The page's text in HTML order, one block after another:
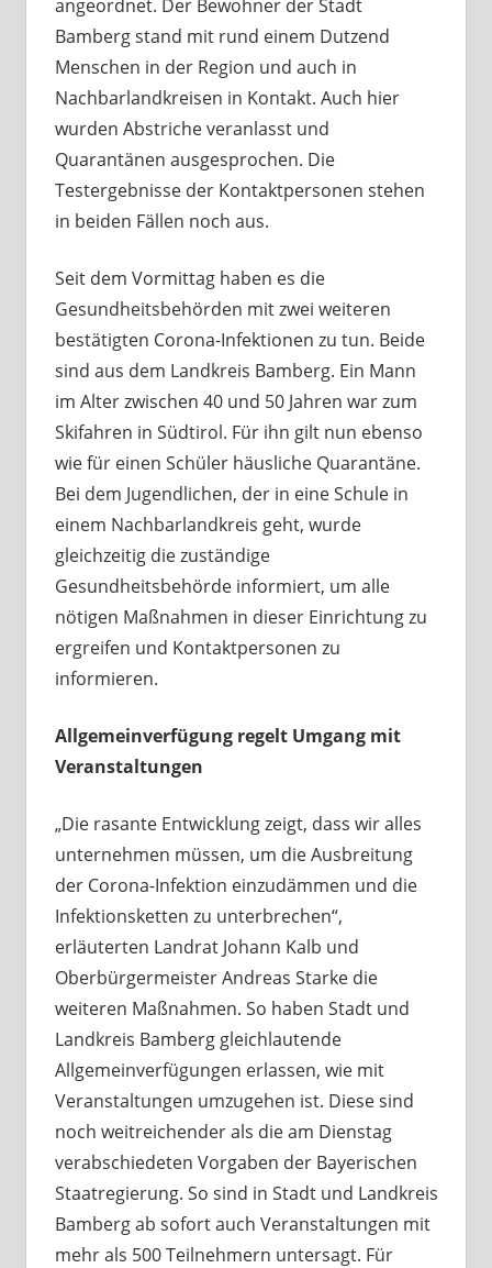
angeordnet. Der Bewohner der Stadt
Bamberg stand mit rund einem Dutzend
Menschen in der Region und auch in
Nachbarlandkreisen in Kontakt. Auch hier
wurden Abstriche veranlasst und
Quarantänen ausgesprochen. Die
Testergebnisse der Kontaktpersonen stehen
in beiden Fällen noch aus.
Seit dem Vormittag haben es die
Gesundheitsbehörden mit zwei weiteren
bestätigten Corona-Infektionen zu tun. Beide
sind aus dem Landkreis Bamberg. Ein Mann
im Alter zwischen 40 und 50 Jahren war zum
Skifahren in Südtirol. Für ihn gilt nun ebenso
wie für einen Schüler häusliche Quarantäne.
Bei dem Jugendlichen, der in eine Schule in
einem Nachbarlandkreis geht, wurde
gleichzeitig die zuständige
Gesundheitsbehörde informiert, um alle
nötigen Maßnahmen in dieser Einrichtung zu
ergreifen und Kontaktpersonen zu
informieren.
Allgemeinverfügung regelt Umgang mit
Veranstaltungen
„Die rasante Entwicklung zeigt, dass wir alles
unternehmen müssen, um die Ausbreitung
der Corona-Infektion einzudämmen und die
Infektionsketten zu unterbrechen“,
erläuterten Landrat Johann Kalb und
Oberbürgermeister Andreas Starke die
weiteren Maßnahmen. So haben Stadt und
Landkreis Bamberg gleichlautende
Allgemeinverfügungen erlassen, wie mit
Veranstaltungen umzugehen ist. Diese sind
noch weitreichender als die am Dienstag
verabschiedeten Vorgaben der Bayerischen
Staatregierung. So sind in Stadt und Landkreis
Bamberg ab sofort auch Veranstaltungen mit
mehr als 500 Teilnehmern untersagt. Für